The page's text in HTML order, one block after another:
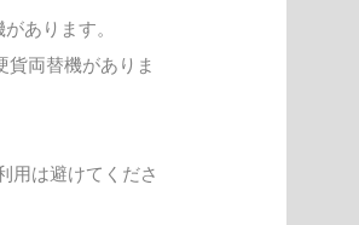
あります。
両替機がありま
用は避けてくださ